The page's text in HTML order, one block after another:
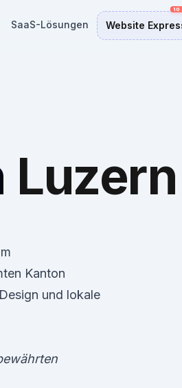
SaaS-Lösungen Website
Luzern
Kanton
und lokale